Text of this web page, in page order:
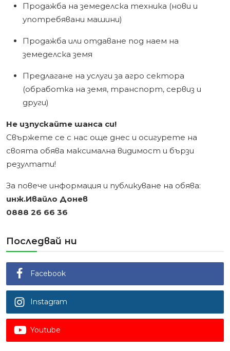
Продажба на земеделска техника (нови и
употребявани машини)
Продажба или отдаване под наем на
земеделска земя
Предлагане на услуги за агро сектора
(обработка на земя, транспорт, сервиз и
други)
Не изпускайте шанса си!
Свържете се с нас още днес и осигурете на
своята обява максимална видимост и бързи
резултати!
За повече информация и публикуване на обява:
инж.Ивайло Донев
0888 26 66 36
Последвай ни
Facebook
Instagram
Youtube